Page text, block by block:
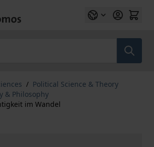
/ Political Science & Theory
& Philosophy
im Wandel